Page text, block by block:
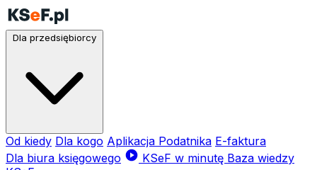
Dla przedsiębiorcy
Od kiedy Dla kogo Aplikacja Podatnika E-faktura
Dla biura księgowego
KSeF w minutę Baza wiedzy